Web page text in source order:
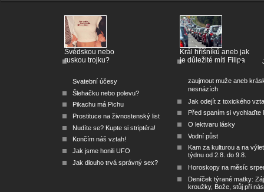
Švédskou nebo
ruskou trojku?
Svatební účesy
Šlehačku nebo polevu?
Pikachu má Pichu
Prostituce na živnostenský list
Nudíte se? Kupte si striptéra!
Končím náš vztah!
Jak jsme honili UFO
Jak dlouho trvá správný sex?
Král hříšníků aneb jak
je důležité míti Filipa
zaujmout muže aneb
nesnázích
Jak odejít z toxického
Před spaním si vychlaďte
O lektvaru lásky
Vodní půst
Kam za kulturou a na
týdnu od 2.8. do 9.8.
Horoskopy na měsíc
Deníček týrané matky:
kroužky, Bože, stůj při nás